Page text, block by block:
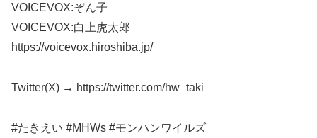
VOICEVOX:ぞん子
VOICEVOX:白上虎太郎
https://voicevox.hiroshiba.jp/
Twitter(X) → https://twitter.com/hw_taki
#たきえい #MHWs #モンハンワイルズ